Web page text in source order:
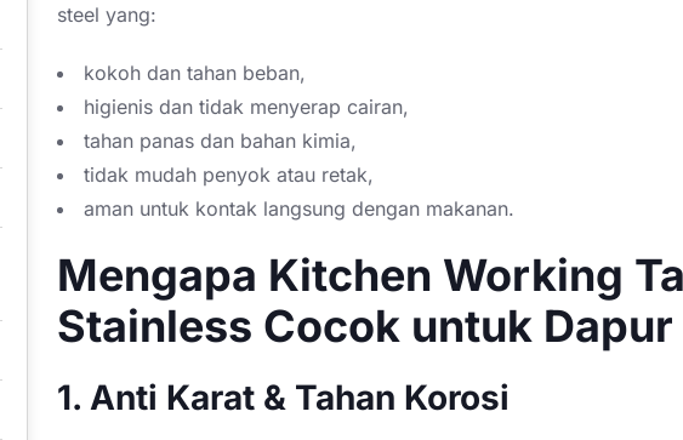
steel yang:
kokoh dan tahan beban,
higienis dan tidak menyerap cairan,
tahan panas dan bahan kimia,
tidak mudah penyok atau retak,
aman untuk kontak langsung dengan makanan.
Mengapa Kitchen Working
Stainless Cocok untuk Dapur
1. Anti Karat & Tahan Korosi